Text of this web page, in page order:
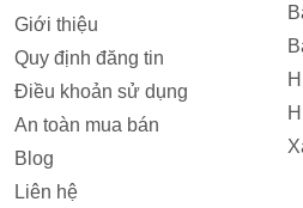
Giới thiệu
Quy định đăng tin
Điều khoản sử dụng
An toàn mua bán
Blog
Liên hệ